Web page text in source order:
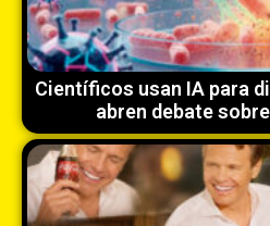
Científicos usan IA para
abren debate